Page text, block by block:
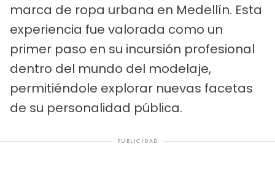
marca de ropa urbana en Medellín. Esta
experiencia fue valorada como un
primer paso en su incursión profesional
dentro del mundo del modelaje,
permitiéndole explorar nuevas facetas
de su personalidad pública.
PUBLICIDAD